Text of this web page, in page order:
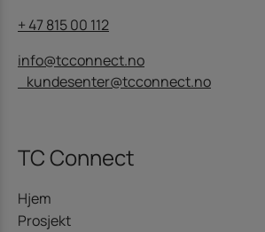
+ 47 815 00 112
info@tcconnect.no
kundesenter@tcconnect.no
TC Connect
Hjem
Prosjekt